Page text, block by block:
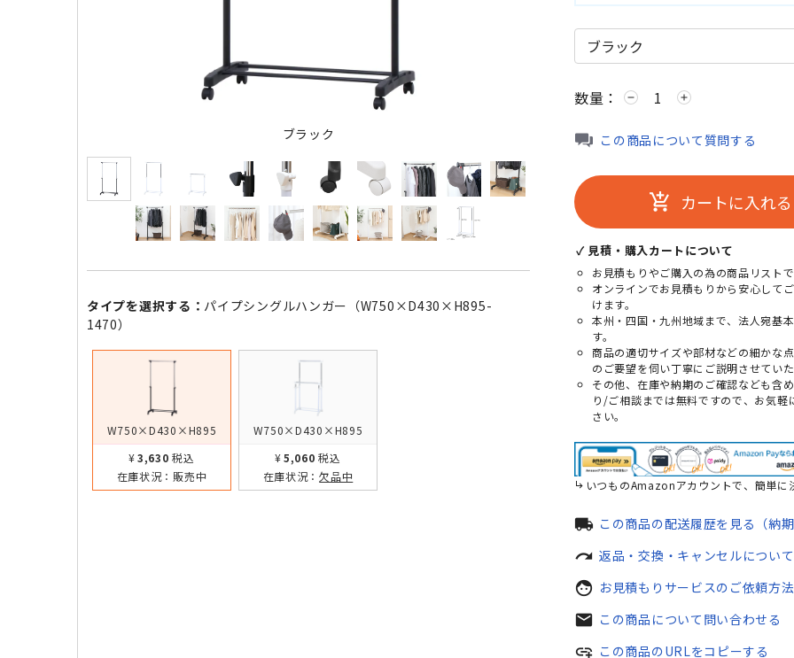
ブラック ホワイト
タイプを選択する： パイプシングルハンガー（W750×D430×H895-
1470）
W750×D430×H895
¥3,630 税込
在庫状況： 販売中
W750×D430×H895
¥5,060 税込
在庫状況：欠品中
数量： remove add
この商品について質問する
add_shopping_cart カートに入れる
✓ 見積・購入カートについて
お見積もりやご購入の為の商品リスト
オンラインでお見積もりから安心して
けます。
本州・四国・九州地域まで、法人宛基
す。
商品の適切サイズや部材などの細かな
のご要望を伺い丁寧にご説明させてい
その他、在庫や納期のご確認なども含
り/ご相談までは無料ですので、お気軽
さい。
いつものAmazonアカウントで、簡単に
local_shipping この商品の配送履歴を見る（納
redo 返品・交換・キャンセルについて
face お見積もりサービスのご依頼方法
mail この商品について問い合わせる
add_link この商品のURLをコピーする